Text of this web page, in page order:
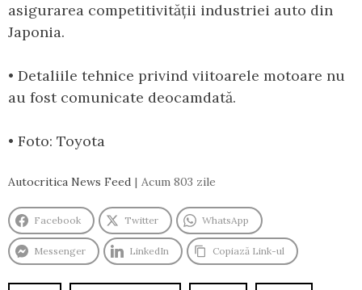
asigurarea competitivității industriei auto din
Japonia.
• Detaliile tehnice privind viitoarele motoare nu
au fost comunicate deocamdată.
• Foto: Toyota
Autocritica News Feed Acum 803 zile
Facebook Twitter WhatsApp
Messenger LinkedIn Copiază Link-ul